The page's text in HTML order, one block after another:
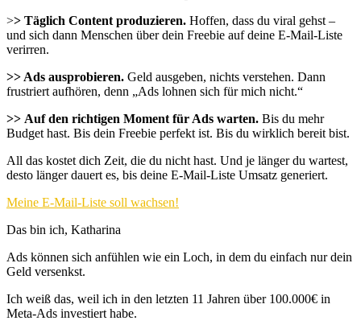
>> Täglich Content produzieren. Hoffen, dass du viral gehst –
und sich dann Menschen über dein Freebie auf deine E-Mail-Liste
verirren.
>> Ads ausprobieren. Geld ausgeben, nichts verstehen. Dann
frustriert aufhören, denn „Ads lohnen sich für mich nicht.“
>> Auf den richtigen Moment für Ads warten. Bis du mehr
Budget hast. Bis dein Freebie perfekt ist. Bis du wirklich bereit bist.
All das kostet dich Zeit, die du nicht hast. Und je länger du wartest,
desto länger dauert es, bis deine E-Mail-Liste Umsatz generiert.
Meine E-Mail-Liste soll wachsen!
Das bin ich, Katharina
Ads können sich anfühlen wie ein Loch, in dem du einfach nur dein
Geld versenkst.
Ich weiß das, weil ich in den letzten 11 Jahren über 100.000€ in
Meta-Ads investiert habe.